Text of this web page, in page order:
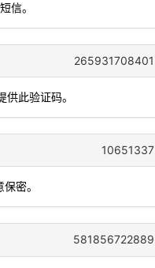
信。
265931708401
此验证码。
10651337
密。
581856722889